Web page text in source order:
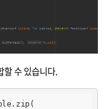
수 있습니다.